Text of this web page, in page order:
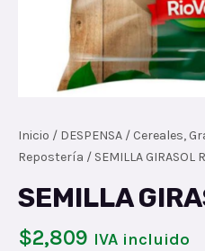
Inicio / DESPENSA / Cereales,
Repostería / SEMILLA GIRASOL
SEMILLA
$2,809 IVA incluido